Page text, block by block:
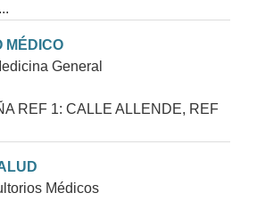
MÉDICO
General
REF 1: CALLE ALLENDE, REF
Médicos